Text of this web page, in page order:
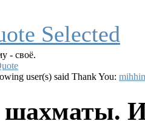
- своё.
user(s) said Thank You: